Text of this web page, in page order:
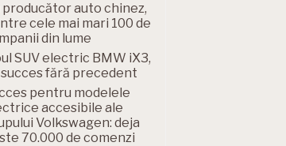
producător auto chinez,
cele mai mari 100 de
din lume
SUV electric BMW iX3,
fără precedent
pentru modelele
accesibile ale
Volkswagen: deja
70.000 de comenzi